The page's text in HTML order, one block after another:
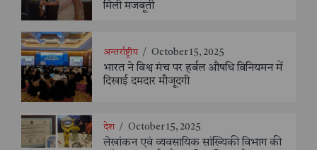
मिली मजबूती
अन्तर्राष्ट्रीय / October 15, 2025
भारत ने विश्व मंच पर हर्बल औषधि विनियमन में
दिखाई दमदार मौजूदगी
देश / October 15, 2025
लेखांकन एवं व्यवसायिक सांख्यिकी विभाग की